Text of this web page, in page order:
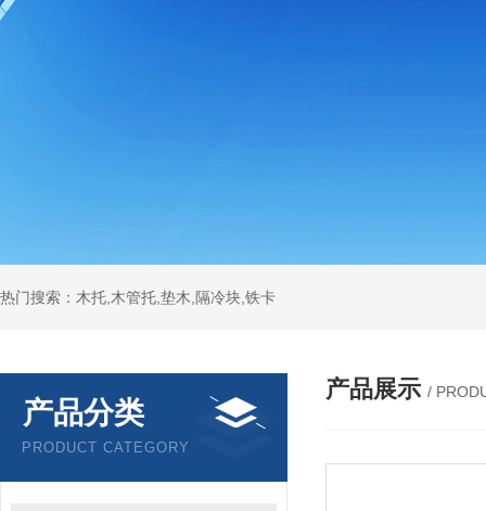
热门搜索：木托,木管托,垫木,隔冷块,铁卡
产品分类
PRODUCT CATEGORY
产品展示 /